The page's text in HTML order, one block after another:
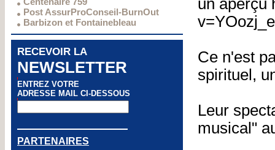
Post AssurProConseil-BurnOut
Barbizon et Fontainebleau
RECEVOIR LA
NEWSLETTER
ENTREZ VOTRE
ADRESSE MAIL CI-DESSOUS
PARTENAIRES
un aperçu
Ce n'est
spirituel,
Leur
musical"